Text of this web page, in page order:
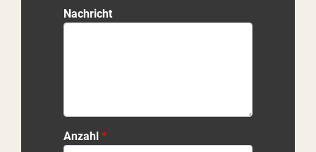
Nachricht
Anzahl